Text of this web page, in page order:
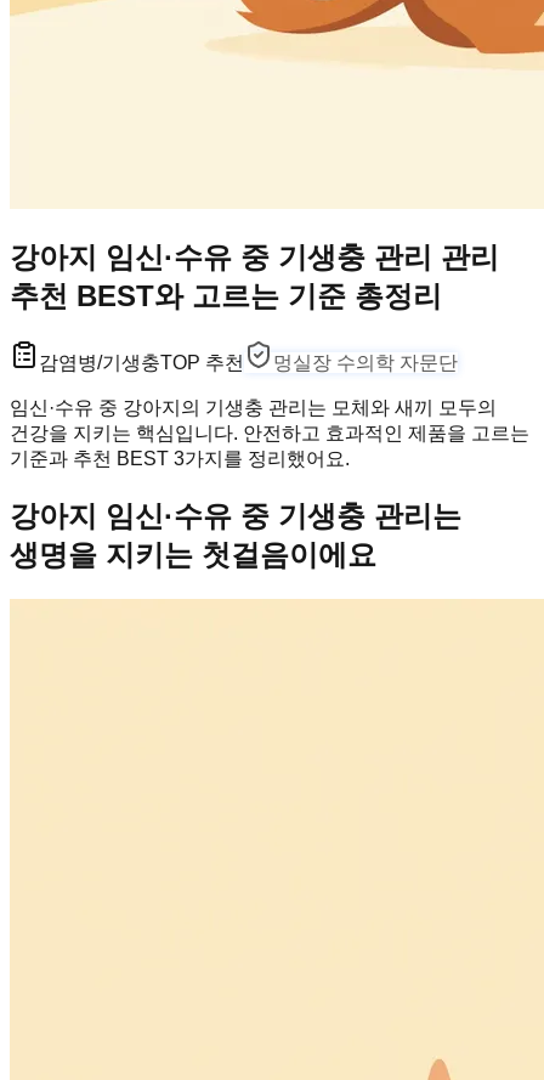
강아지 임신·수유 중 기생충 관리 관리
추천 BEST와 고르는 기준 총정리
감염병/기생충TOP 추천 멍실장 수의학 자문단
임신·수유 중 강아지의 기생충 관리는 모체와 새끼 모두의
건강을 지키는 핵심입니다. 안전하고 효과적인 제품을 고르는
기준과 추천 BEST 3가지를 정리했어요.
강아지 임신·수유 중 기생충 관리는
생명을 지키는 첫걸음이에요